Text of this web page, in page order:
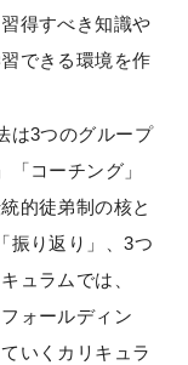
得すべき知識や
できる環境を作
は3つのグループ
コーチング」
的徒弟制の核と
振り返り」、3つ
ュラムでは、
ォールディン
いくカリキュラ